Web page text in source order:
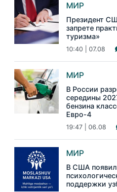
МИР
Президент
запрете
туризма»
10:40 | 07.08
МИР
В России
середины
бензина
Евро-4
19:47 | 06.08
МИР
В США
поддержки